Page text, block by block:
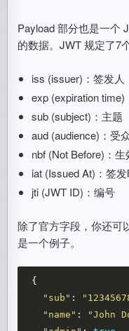
Payload 部分也是一个
的数据。JWT 规定了7
iss (issuer)：签发人
exp (expiration time)
sub (subject)：主题
aud (audience)：受
nbf (Not Before)：生
iat (Issued At)：签
jti (JWT ID)：编号
除了官方字段，你还可
是一个例子。
{
" sub " : "
" name " : "John